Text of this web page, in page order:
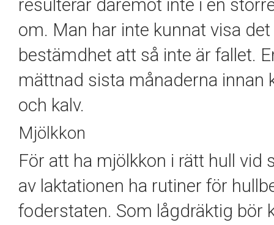
resulterar däremot inte i en
om. Man har inte kunnat visa
bestämdhet att så inte är fallet.
mättnad sista månaderna innan
och kalv.
Mjölkkon
För att ha mjölkkon i rätt hull
av laktationen ha rutiner för
foderstaten. Som lågdräktig bör